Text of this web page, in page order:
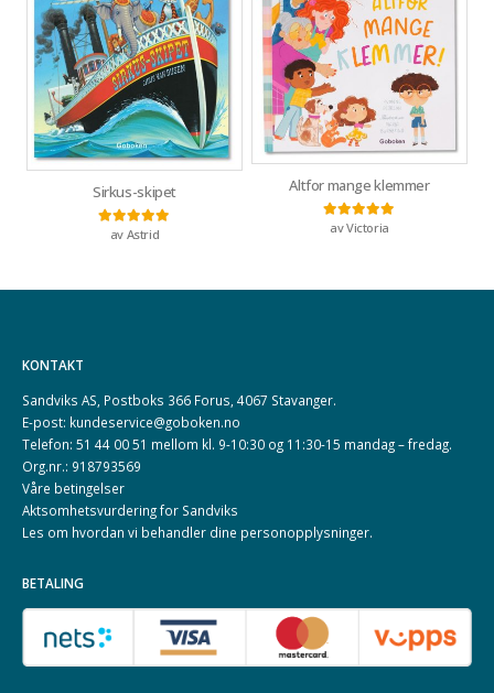
Sirkus-skipet
Vurdert5
av Astrid
Altfor mange klemmer
Vurdert5av 5
av Victoria
KONTAKT
Sandviks AS, Postboks 366 Forus, 4067 Stavanger.
E-post: kundeservice@goboken.no
Telefon: 51 44 00 51 mellom kl. 9-10:30 og 11:30-15 mandag – fredag.
Org.nr.: 918793569
Våre betingelser
Aktsomhetsvurdering for Sandviks
Les om hvordan vi behandler dine personopplysninger.
BETALING